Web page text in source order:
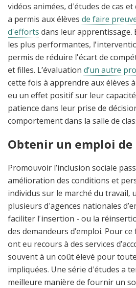
vidéos animées, d'études de cas
a permis aux élèves de faire
d'efforts dans leur apprentissage.
les plus performantes,
permis de réduire l'écart de
et filles. L’évaluation d’un autre
cette fois à apprendre aux élèves
eu un effet positif sur leur
patience dans leur prise de
comportement dans la salle de
Obtenir un emploi
Promouvoir l’inclusion sociale
amélioration des conditions et
individus sur le marché du
plusieurs d'agences nationales
faciliter l'insertion - ou la
des demandeurs d’emploi. Pour
ont eu recours à des services
souvent à un coût élevé pour
impliquées. Une série d'études a
meilleure manière de fournir un